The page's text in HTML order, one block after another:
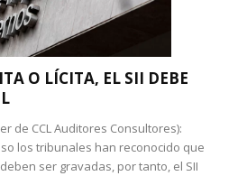
O LÍCITA, EL SII DEBE
de CCL Auditores Consultores):
los tribunales han reconocido que
ser gravadas, por tanto, el SII